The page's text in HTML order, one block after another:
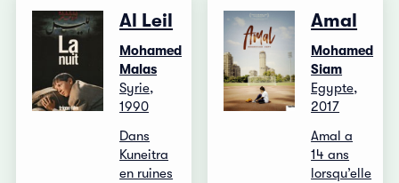
Al Leil
Mohamed
Malas
Syrie,
1990
Dans
Kuneitra
en ruines
Amal
Mohamed
Siam
Egypte,
2017
Amal a
14 ans
lorsqu’elle